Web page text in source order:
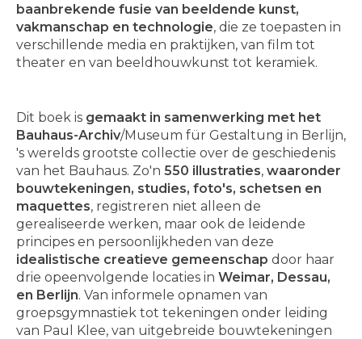
baanbrekende fusie van beeldende kunst,
vakmanschap en technologie, die ze toepasten in
verschillende media en praktijken, van film tot
theater en van beeldhouwkunst tot keramiek.
Dit boek is gemaakt in samenwerking met het
Bauhaus-Archiv/Museum für Gestaltung in Berlijn,
's werelds grootste collectie over de geschiedenis
van het Bauhaus. Zo'n 550 illustraties, waaronder
bouwtekeningen, studies, foto's, schetsen en
maquettes, registreren niet alleen de
gerealiseerde werken, maar ook de leidende
principes en persoonlijkheden van deze
idealistische creatieve gemeenschap door haar
drie opeenvolgende locaties in Weimar, Dessau,
en Berlijn. Van informele opnamen van
groepsgymnastiek tot tekeningen onder leiding
van Paul Klee, van uitgebreide bouwtekeningen